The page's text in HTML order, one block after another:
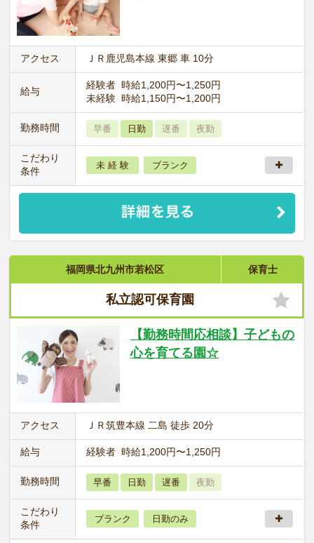
アクセス ＪＲ鹿児島本線 東郷 車 10分
給与
経験者 時給1,200円〜1,250円
未経験 時給1,150円〜1,200円
勤務時間 早番 日勤 遅番 夜勤
こだわり
条件
未 経 験 ブランク
福岡県北九州市若松区 保育士
私立認可保育園
【勤務時間応相談】子どもの
心を育てる園☆
アクセス ＪＲ筑豊本線 二島 徒歩 20分
給与 経験者 時給1,200円〜1,250円
勤務時間 早番 日勤 遅番 夜勤
こだわり
条件
ブランク 日勤のみ